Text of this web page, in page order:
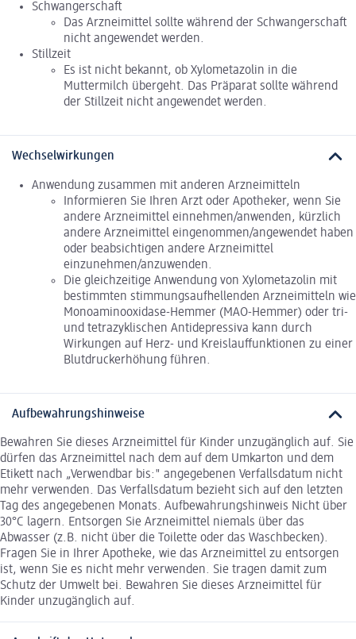
Schwangerschaft
Das Arzneimittel sollte während der Schwangerschaft
nicht angewendet werden.
Stillzeit
Es ist nicht bekannt, ob Xylometazolin in die
Muttermilch übergeht. Das Präparat sollte während
der Stillzeit nicht angewendet werden.
Wechselwirkungen
Anwendung zusammen mit anderen Arzneimitteln
Informieren Sie Ihren Arzt oder Apotheker, wenn Sie
andere Arzneimittel einnehmen/anwenden, kürzlich
andere Arzneimittel eingenommen/angewendet haben
oder beabsichtigen andere Arzneimittel
einzunehmen/anzuwenden.
Die gleichzeitige Anwendung von Xylometazolin mit
bestimmten stimmungsaufhellenden Arzneimitteln wie
Monoaminooxidase-Hemmer (MAO-Hemmer) oder tri-
und tetrazyklischen Antidepressiva kann durch
Wirkungen auf Herz- und Kreislauffunktionen zu einer
Blutdruckerhöhung führen.
Aufbewahrungshinweise
Bewahren Sie dieses Arzneimittel für Kinder unzugänglich auf. Sie
dürfen das Arzneimittel nach dem auf dem Umkarton und dem
Etikett nach „Verwendbar bis:" angegebenen Verfallsdatum nicht
mehr verwenden. Das Verfallsdatum bezieht sich auf den letzten
Tag des angegebenen Monats. Aufbewahrungshinweis Nicht über
30°C lagern. Entsorgen Sie Arzneimittel niemals über das
Abwasser (z.B. nicht über die Toilette oder das Waschbecken).
Fragen Sie in Ihrer Apotheke, wie das Arzneimittel zu entsorgen
ist, wenn Sie es nicht mehr verwenden. Sie tragen damit zum
Schutz der Umwelt bei. Bewahren Sie dieses Arzneimittel für
Kinder unzugänglich auf.